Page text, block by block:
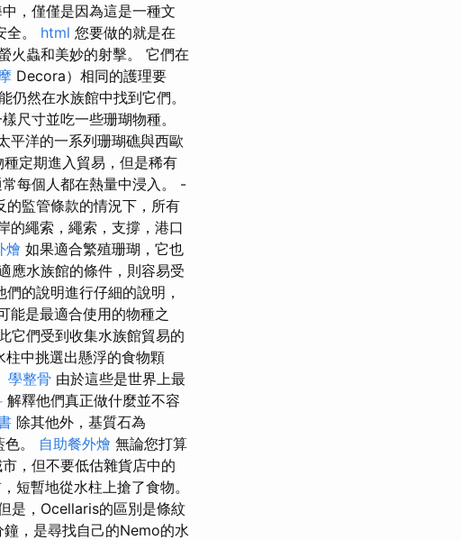
，僅僅是因為這是一種文
。 html 您要做的就是在
火蟲和美妙的射擊。 它們在
Decora）相同的護理要
仍然在水族館中找到它們。
尺寸並吃一些珊瑚物種。
平洋的一系列珊瑚礁與西歐
定期進入貿易，但是稀有
每個人都在熱量中浸入。 -
的監管條款的情況下，所有
的繩索，繩索，支撐，港口
燴 如果適合繁殖珊瑚，它也
應水族館的條件，則容易受
的說明進行仔細的說明，
能是最適合使用的物種之
它們受到收集水族館貿易的
中挑選出懸浮的食物顆
學整骨 由於這些是世界上最
解釋他們真正做什麼並不容
除其他外，基質石為
。 自助餐外燴 無論您打算
，但不要低估雜貨店中的
短暫地從水柱上搶了食物。
是，Ocellaris的區別是條紋
，是尋找自己的Nemo的水